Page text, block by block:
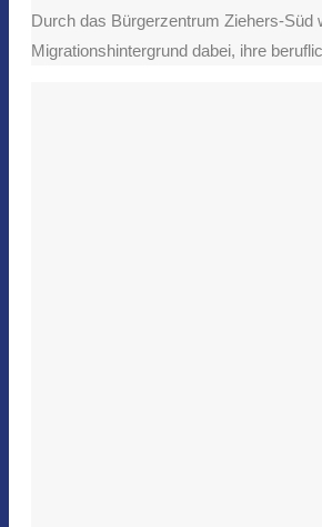
Durch das Bürgerzentrum Ziehers-Süd
Migrationshintergrund dabei, ihre